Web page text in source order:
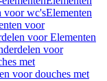
voor wc'sElementen
voor
voor Elementen
voor
met
voor douches met